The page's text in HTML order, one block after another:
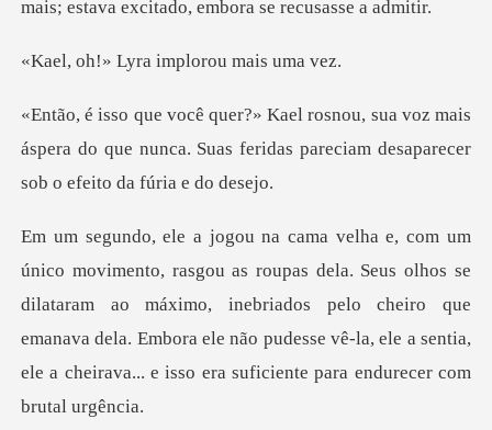
yra implorou
voz mais
áspera do que nunca. Suas feridas parec
olhos se
dilataram ao máximo, inebriados pelo cheiro que
emanava dela. Embora ele não pudesse